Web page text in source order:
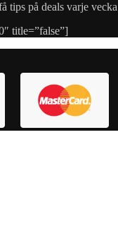
tips på deals varje vecka
title=”false”]